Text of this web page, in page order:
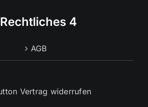
Rechtliches 4
AGB